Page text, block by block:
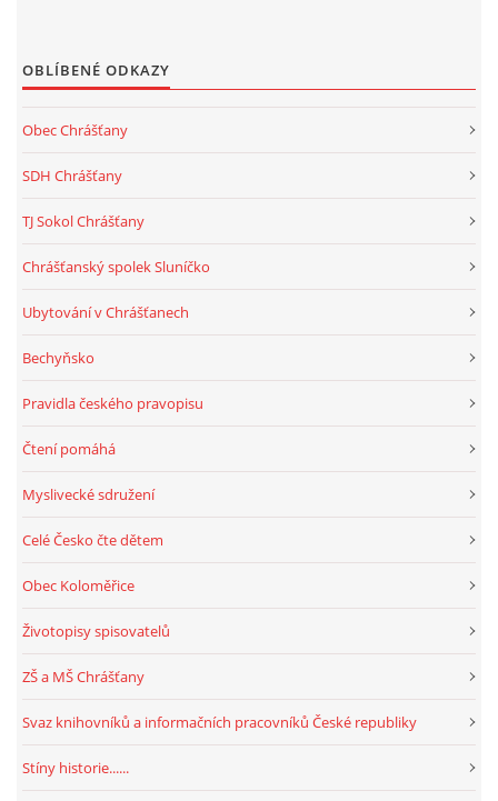
OBLÍBENÉ ODKAZY
Obec Chrášťany
SDH Chrášťany
TJ Sokol Chrášťany
Chrášťanský spolek Sluníčko
Ubytování v Chrášťanech
Bechyňsko
Pravidla českého pravopisu
Čtení pomáhá
Myslivecké sdružení
Celé Česko čte dětem
Obec Koloměřice
Životopisy spisovatelů
ZŠ a MŠ Chrášťany
Svaz knihovníků a informačních pracovníků České republiky
Stíny historie......